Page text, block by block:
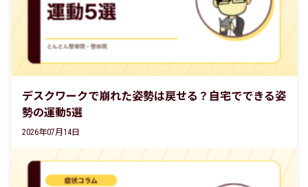
デスクワークで崩れた姿勢は戻せる？自宅でできる姿
勢の運動5選
2026年07月14日